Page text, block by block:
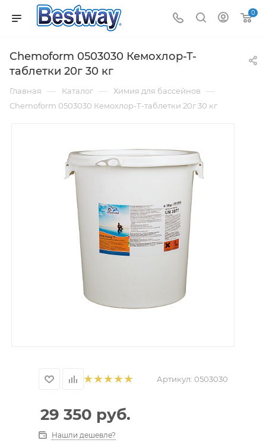
0
Chemoform 0503030 Кемохлор-Т-
таблетки 20г 30 кг
Главная — Каталог — Химия для бассейнов —
Chemoform 0503030 Кемохлор-Т-таблетки 20г 30 кг
Артикул: 0503030
29 350 руб.
Нашли дешевле?